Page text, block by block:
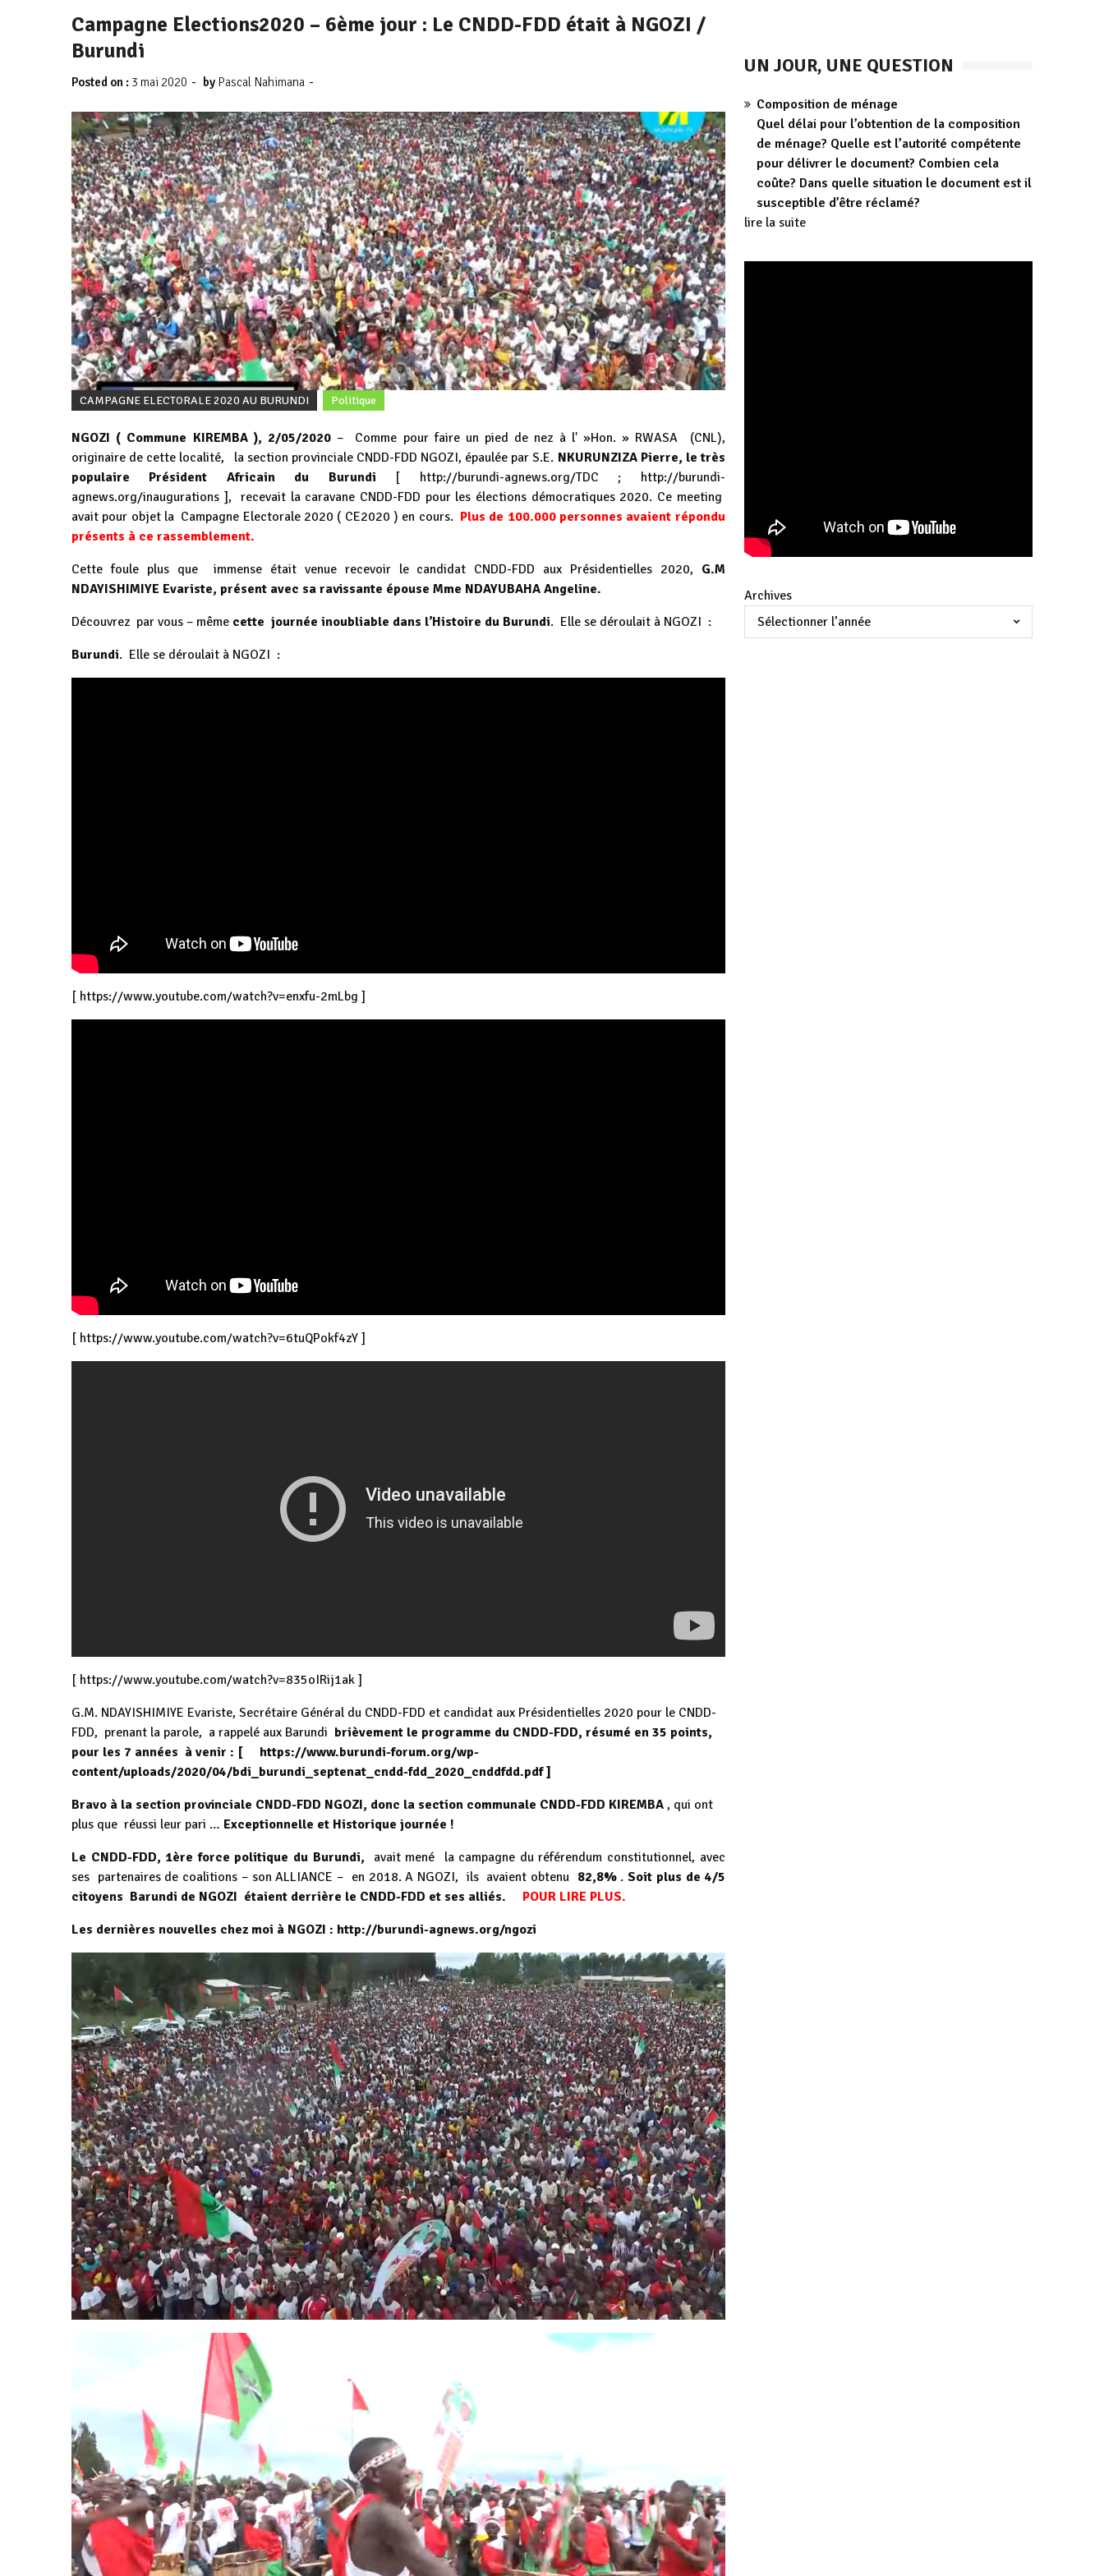
Campagne Elections2020 – 6ème jour : Le CNDD-FDD était à NGOZI /
Burundi
Posted on : 3 mai 2020 - by Pascal Nahimana -
CAMPAGNE ELECTORALE 2020 AU BURUNDI Politique
NGOZI ( Commune KIREMBA ), 2/05/2020– Comme pour faire un pied de nez à l' »Hon. » RWASA (CNL),
originaire de cette localité, la section provinciale CNDD-FDD NGOZI, épaulée par S.E. NKURUNZIZA Pierre, le très
populaire Président Africain du Burundi [ http://burundi-agnews.org/TDC ; http://burundi-
agnews.org/inaugurations ], recevait la caravane CNDD-FDD pour les élections démocratiques 2020. Ce meeting
avait pour objet la Campagne Electorale 2020 ( CE2020 ) en cours. Plus de 100.000 personnes avaient répondu
présents à ce rassemblement.
Cette foule plus que immense était venue recevoir le candidat CNDD-FDD aux Présidentielles 2020, G.M
NDAYISHIMIYE Evariste, présent avec sa ravissante épouse Mme NDAYUBAHA Angeline.
Découvrez par vous – même cette journée inoubliable dans l’Histoire du Burundi. Elle se déroulait à NGOZI :
Burundi. Elle se déroulait à NGOZI :
[ https://www.youtube.com/watch?v=enxfu-2mLbg ]
[ https://www.youtube.com/watch?v=6tuQPokf4zY ]
[ https://www.youtube.com/watch?v=835oIRij1ak ]
G.M. NDAYISHIMIYE Evariste, Secrétaire Général du CNDD-FDD et candidat aux Présidentielles 2020 pour le CNDD-
FDD, prenant la parole, a rappelé aux Barundi brièvement le programme du CNDD-FDD, résumé en 35 points,
pour les 7 années à venir : [ https://www.burundi-forum.org/wp-
content/uploads/2020/04/bdi_burundi_septenat_cndd-fdd_2020_cnddfdd.pdf]
Bravo à la section provinciale CNDD-FDD NGOZI, donc la section communale CNDD-FDD KIREMBA , qui ont
plus que réussi leur pari … Exceptionnelle et Historique journée !
Le CNDD-FDD, 1ère force politique du Burundi, avait mené la campagne du référendum constitutionnel, avec
ses partenaires de coalitions – son ALLIANCE – en 2018. A NGOZI, ils avaient obtenu 82,8%.Soit plus de 4/5
citoyens Barundi de NGOZI étaient derrière le CNDD-FDD et ses alliés.
POUR LIRE PLUS.
Les dernières nouvelles chez moi à NGOZI : http://burundi-agnews.org/ngozi
UN JOUR, UNE QUESTION
Composition de ménage
Quel délai pour l’obtention de la composition
de ménage? Quelle est l’autorité compétente
pour délivrer le document? Combien cela
coûte? Dans quelle situation le document est il
susceptible d’être réclamé?
lire la suite
Archives